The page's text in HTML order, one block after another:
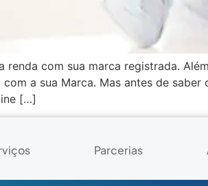
renda com sua marca registrada.
a sua Marca. Mas antes de
[…]
Parcerias